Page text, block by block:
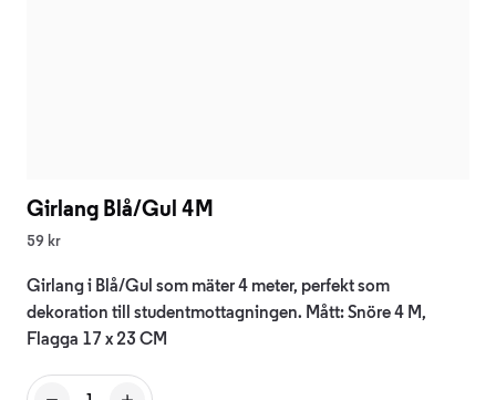
Girlang Blå/Gul 4M
59 kr
Girlang i Blå/Gul som mäter 4 meter, perfekt som
dekoration till studentmottagningen. Mått: Snöre 4 M,
Flagga 17 x 23 CM